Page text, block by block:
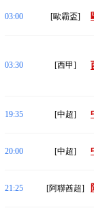
03:00 [歐霸盃]
03:30 [西甲]
19:35 [中超]
20:00 [中超]
21:25 [阿聯酋超]